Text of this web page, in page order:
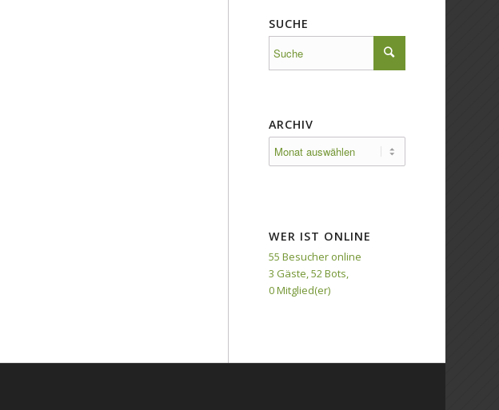
SUCHE
ARCHIV
WER IST ONLINE
55 Besucher online
3 Gäste, 52 Bots,
0 Mitglied(er)